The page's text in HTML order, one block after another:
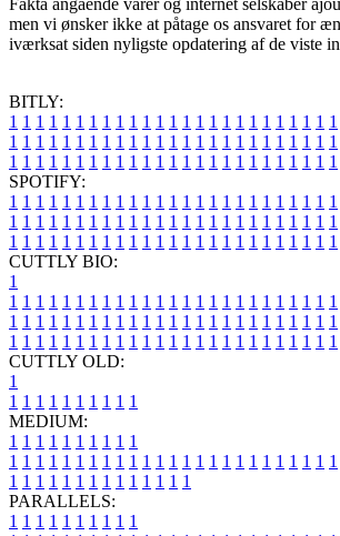
men vi ønsker ikke at påtage os ansvaret for
iværksat siden nyligste opdatering af de viste
BITLY:
1 1 1 1 1 1 1 1 1 1 1 1 1 1 1 1 1 1 1 1 1 1 1 1 1
1 1 1 1 1 1 1 1 1 1 1 1 1 1 1 1 1 1 1 1 1 1 1 1 1
1 1 1 1 1 1 1 1 1 1 1 1 1 1 1 1 1 1 1 1 1 1 1 1 1
SPOTIFY:
1 1 1 1 1 1 1 1 1 1 1 1 1 1 1 1 1 1 1 1 1 1 1 1 1
1 1 1 1 1 1 1 1 1 1 1 1 1 1 1 1 1 1 1 1 1 1 1 1 1
1 1 1 1 1 1 1 1 1 1 1 1 1 1 1 1 1 1 1 1 1 1 1 1 1
CUTTLY BIO:
1
1 1 1 1 1 1 1 1 1 1 1 1 1 1 1 1 1 1 1 1 1 1 1 1 1
1 1 1 1 1 1 1 1 1 1 1 1 1 1 1 1 1 1 1 1 1 1 1 1 1
1 1 1 1 1 1 1 1 1 1 1 1 1 1 1 1 1 1 1 1 1 1 1 1 1
CUTTLY OLD:
1
1 1 1 1 1 1 1 1 1 1
MEDIUM:
1 1 1 1 1 1 1 1 1 1
1 1 1 1 1 1 1 1 1 1 1 1 1 1 1 1 1 1 1 1 1 1 1 1 1
1 1 1 1 1 1 1 1 1 1 1 1 1 1
PARALLELS:
1 1 1 1 1 1 1 1 1 1